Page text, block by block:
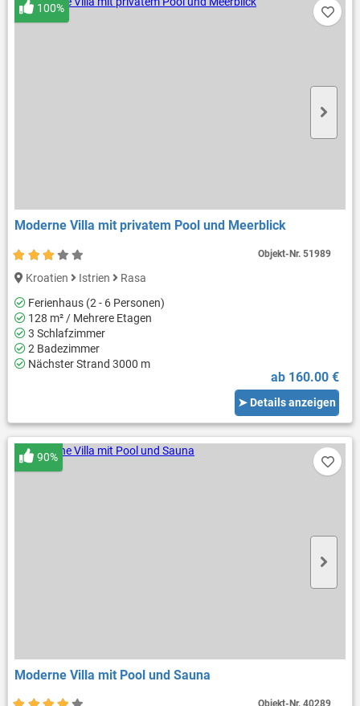
Moderne Villa mit privatem Pool und Meerblick
100%
Kroatien Istrien
Rasa
Ferienhaus (2 - 6 Personen)
128 m² / Mehrere Etagen
3 Schlafzimmer
2 Badezimmer
Nächster Strand 3000 m
ab 160.00 €
➤ Details anzeigen
Objekt-Nr.51989
Moderne Villa mit Pool und Sauna
90%
Objekt-Nr.40289